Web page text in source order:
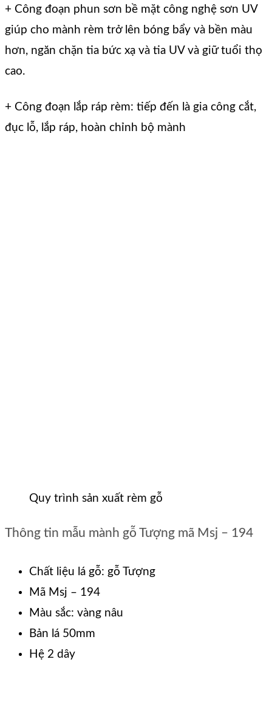
+ Công đoạn phun sơn bề mặt công nghệ sơn UV
giúp cho mành rèm trở lên bóng bẩy và bền màu
hơn, ngăn chặn tia bức xạ và tia UV và giữ tuổi thọ
cao.
+ Công đoạn lắp ráp rèm: tiếp đến là gia công cắt,
đục lỗ, lắp ráp, hoàn chỉnh bộ mành
Quy trình sản xuất rèm gỗ
Thông tin mẫu mành gỗ Tượng mã Msj – 194
Chất liệu lá gỗ: gỗ Tượng
Mã Msj – 194
Màu sắc: vàng nâu
Bản lá 50mm
Hệ 2 dây